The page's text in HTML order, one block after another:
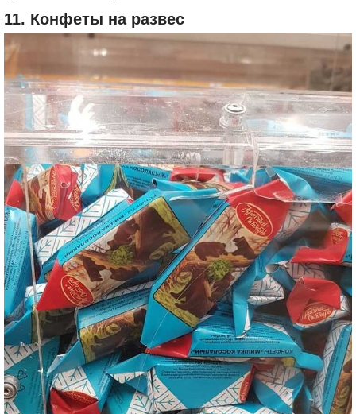
11. Конфеты на развес